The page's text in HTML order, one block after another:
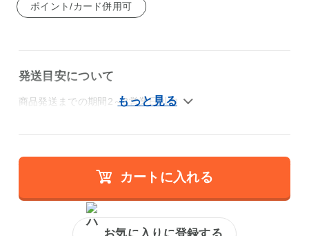
ポイント/カード併用可
発送目安について
商品発送までの期間2～3営業日以内
カートに入れる